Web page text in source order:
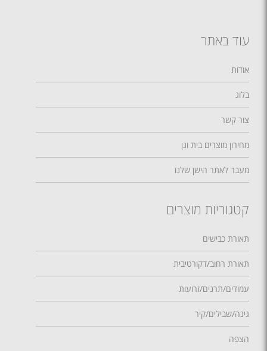
עוד באתר
אודות
בלוג
צור קשר
מחירון מוצרים בית וגן
מעבר לאתר הישן שלנו
קטגוריות מוצרים
תאורת כבישים
תאורת רחוב/דקורטיבית
עמודים/תרנים/זרועות
גינה/שבילים/קיר
הצפה